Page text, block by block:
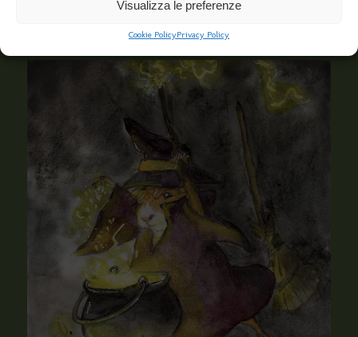
Visualizza le preferenze
Cookie PolicyPrivacy Policy